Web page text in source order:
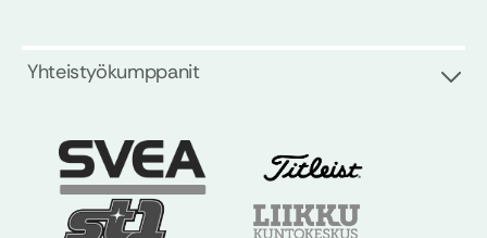
Yhteistyökumppanit